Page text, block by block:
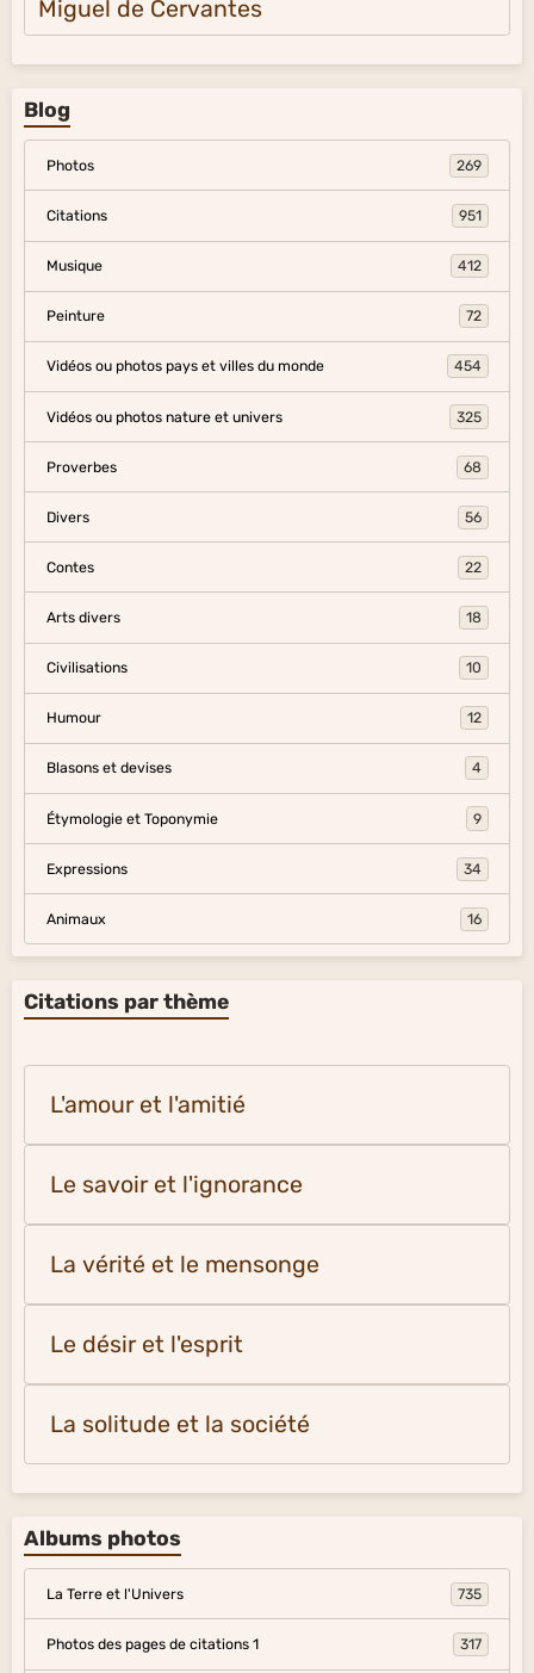
Miguel de Cervantes
Blog
Photos 269
Citations 951
Musique 412
Peinture 72
Vidéos ou photos pays et villes du monde 454
Vidéos ou photos nature et univers 325
Proverbes 68
Divers 56
Contes 22
Arts divers 18
Civilisations 10
Humour 12
Blasons et devises 4
Étymologie et Toponymie 9
Expressions 34
Animaux 16
Citations par thème
L'amour et l'amitié
Le savoir et l'ignorance
La vérité et le mensonge
Le désir et l'esprit
La solitude et la société
Albums photos
La Terre et l'Univers 735
Photos des pages de citations 1 317